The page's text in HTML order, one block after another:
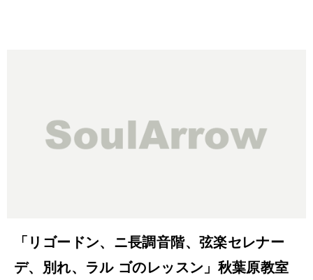
「リゴードン、ニ長調音階、弦楽セレナー
デ、別れ、ラル ゴのレッスン」秋葉原教室